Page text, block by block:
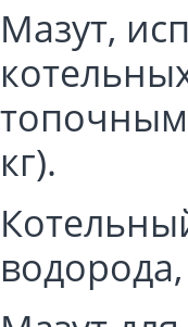
Мазут,
кг).